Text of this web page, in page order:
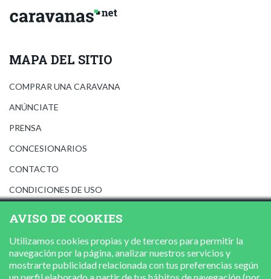
MAPA DEL SITIO
COMPRAR UNA CARAVANA
ANÚNCIATE
PRENSA
CONCESIONARIOS
CONTACTO
CONDICIONES DE USO
POLÍTICA DE COOKIES
AVISO DE COOKIES
Utilizamos cookies propias y de terceros para permitir la
navegación por la página, analizar nuestros servicios y
mostrarte publicidad relacionada con tus preferencias según